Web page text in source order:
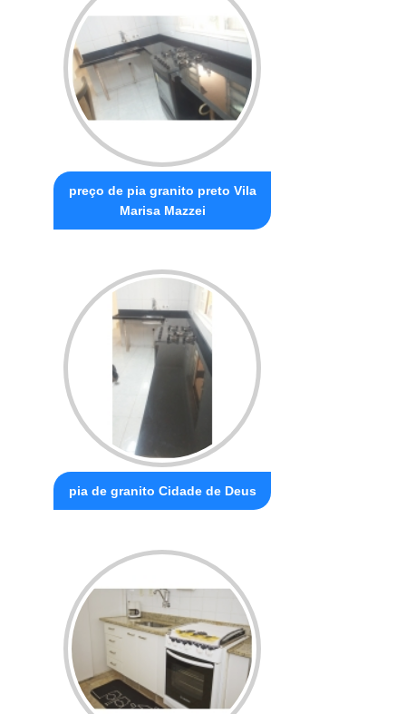
preço de pia granito preto Vila
Marisa Mazzei
pia de granito Cidade de Deus